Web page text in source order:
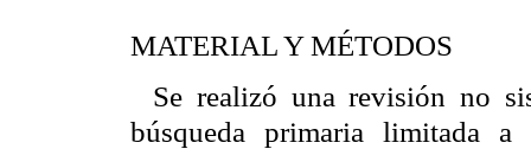
MATERIAL Y MÉTODOS
Se realizó una revisión no
búsqueda primaria limitada